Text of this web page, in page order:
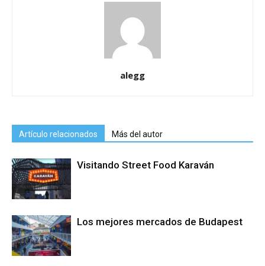
alegg
Artículo relacionados Más del autor
Visitando Street Food Karaván
Los mejores mercados de Budapest